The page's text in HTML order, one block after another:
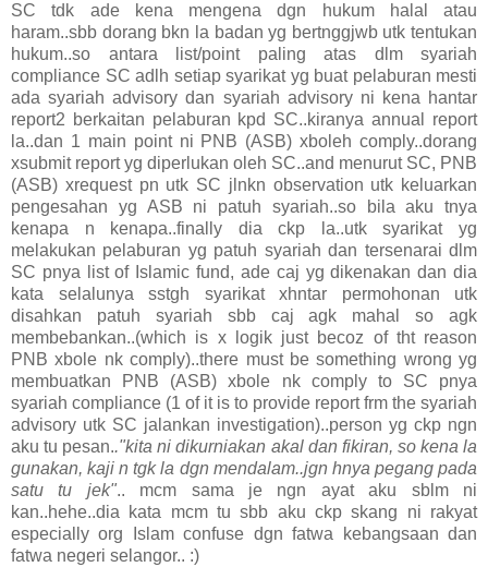
SC tdk ade kena mengena dgn hukum halal atau
haram..sbb dorang bkn la badan yg bertnggjwb utk tentukan
hukum..so antara list/point paling atas dlm syariah
compliance SC adlh setiap syarikat yg buat pelaburan mesti
ada syariah advisory dan syariah advisory ni kena hantar
report2 berkaitan pelaburan kpd SC..kiranya annual report
la..dan 1 main point ni PNB (ASB) xboleh comply..dorang
xsubmit report yg diperlukan oleh SC..and menurut SC, PNB
(ASB) xrequest pn utk SC jlnkn observation utk keluarkan
pengesahan yg ASB ni patuh syariah..so bila aku tnya
kenapa n kenapa..finally dia ckp la..utk syarikat yg
melakukan pelaburan yg patuh syariah dan tersenarai dlm
SC pnya list of Islamic fund, ade caj yg dikenakan dan dia
kata selalunya sstgh syarikat xhntar permohonan utk
disahkan patuh syariah sbb caj agk mahal so agk
membebankan..(which is x logik just becoz of tht reason
PNB xbole nk comply)..there must be something wrong yg
membuatkan PNB (ASB) xbole nk comply to SC pnya
syariah compliance (1 of it is to provide report frm the syariah
advisory utk SC jalankan investigation)..person yg ckp ngn
aku tu pesan.."kita ni dikurniakan akal dan fikiran, so kena la
gunakan, kaji n tgk la dgn mendalam..jgn hnya pegang pada
satu tu jek".. mcm sama je ngn ayat aku sblm ni
kan..hehe..dia kata mcm tu sbb aku ckp skang ni rakyat
especially org Islam confuse dgn fatwa kebangsaan dan
fatwa negeri selangor.. :)